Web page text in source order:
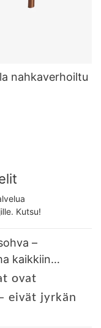
nahkaverhoiltu
Kutsu!
–
kaikkiin
ovat
eivät jyrkän